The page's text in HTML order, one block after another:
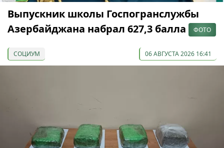
Выпускник школы Госпогранслужбы
Азербайджана набрал 627,3 балла
ФОТО
СОЦИУМ 06 АВГУСТА 2026 16:41